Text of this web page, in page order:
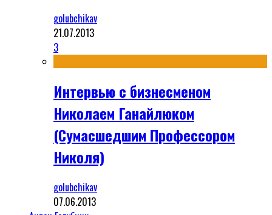
golubchikav
21.07.2013
3
Интервью с бизнесменом
Николаем Ганайлюком
(Сумасшедшим Профессором
Николя)
golubchikav
07.06.2013